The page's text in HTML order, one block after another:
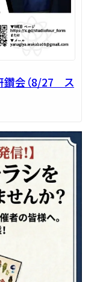
会（8/27 ス